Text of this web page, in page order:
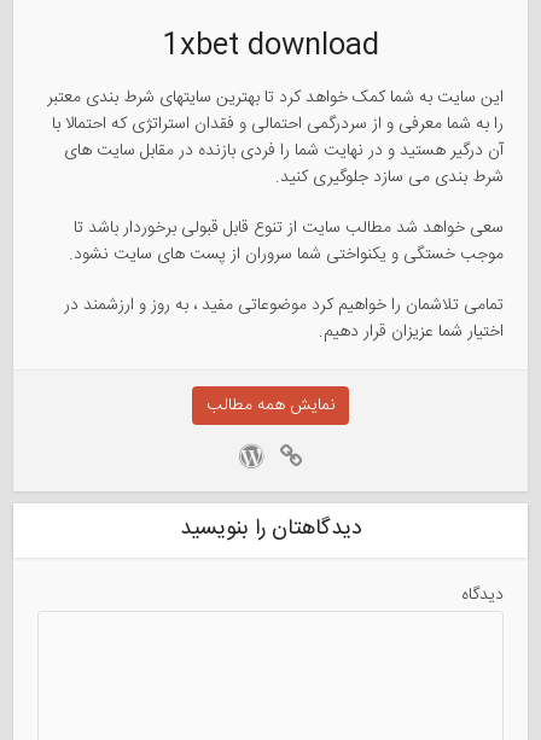
1xbet download
این سایت به شما کمک خواهد کرد تا بهترین سایتهای شرط بندی معتبر
را به شما معرفی و از سردرگمی احتمالی و فقدان استراتژی که احتمالا با
آن درگیر هستید و در نهایت شما را فردی بازنده در مقابل سایت های
شرط بندی می سازد جلوگیری کنید.
سعی خواهد شد مطالب سایت از تنوع قابل قبولی برخوردار باشد تا
موجب خستگی و یکنواختی شما سروران از پست های سایت نشود.
تمامی تلاشمان را خواهیم کرد موضوعاتی مفید ، به روز و ارزشمند در
اختیار شما عزیزان قرار دهیم.
نمایش همه مطالب
دیدگاهتان را بنویسید
دیدگاه